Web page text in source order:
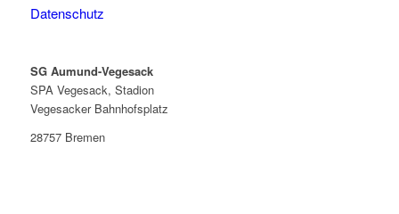
Datenschutz
SG Aumund-Vegesack
SPA Vegesack, Stadion
Vegesacker Bahnhofsplatz
28757 Bremen